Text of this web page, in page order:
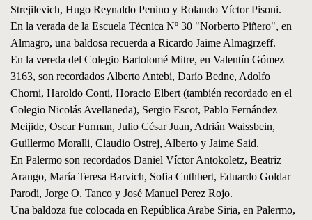
Strejilevich, Hugo Reynaldo Penino y Rolando Víctor Pisoni.
En la verada de la Escuela Técnica Nº 30 "Norberto Piñero", en
Almagro, una baldosa recuerda a Ricardo Jaime Almagrzeff.
En la vereda del Colegio Bartolomé Mitre, en Valentín Gómez
3163, son recordados Alberto Antebi, Darío Bedne, Adolfo
Chorni, Haroldo Conti, Horacio Elbert (también recordado en el
Colegio Nicolás Avellaneda), Sergio Escot, Pablo Fernández
Meijide, Oscar Furman, Julio César Juan, Adrián Waissbein,
Guillermo Moralli, Claudio Ostrej, Alberto y Jaime Said.
En Palermo son recordados Daniel Víctor Antokoletz, Beatriz
Arango, María Teresa Barvich, Sofia Cuthbert, Eduardo Goldar
Parodi, Jorge O. Tanco y José Manuel Perez Rojo.
Una baldoza fue colocada en República Arabe Siria, en Palermo,